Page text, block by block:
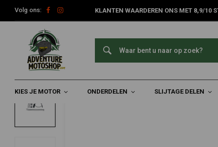
Volg ons: KLANTEN WAARDEREN ONS MET 8,9/10
KIES JE MOTOR ONDERDELEN SLIJTAGE DELEN
Home Kies Je Motor BMW BMW R 1200 GS ('13-'18)
TOURATECH
Deactiveringsstekker voor BMW DDC
0/5 (0 reviews)